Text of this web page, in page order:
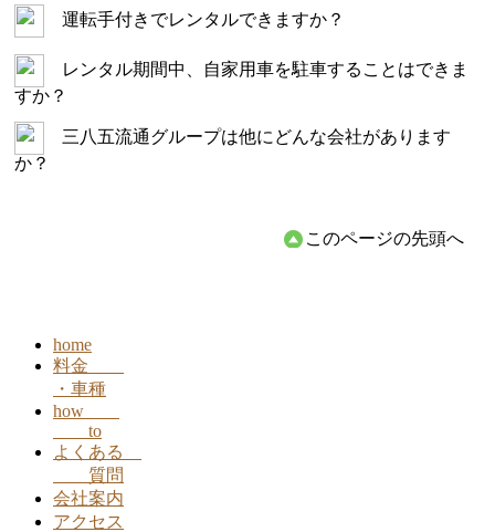
運転手付きでレンタルできますか？
レンタル期間中、自家用車を駐車することはできま
すか？
三八五流通グループは他にどんな会社があります
か？
このページの先頭へ
home
料金
・車種
how
to
よくある
質問
会社案内
アクセス